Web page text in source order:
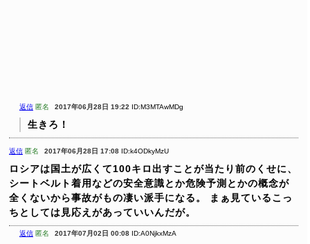
返信 匿名 2017年06月28日 19:22 ID:M3MTAwMDg
生きろ！
返信 匿名 2017年06月28日 17:08 ID:k4ODkyMzU
ロシアは国土が広くて100キロ出すことが当たり前のくせに、
シートベルト着用などの安全意識とか危険予測とかの概念が
全くないから事故がもの凄い派手になる。
まぁ見ているこっ
ちとしては見応えがあっていいんだが。
返信 匿名 2017年07月02日 00:08 ID:A0NjkxMzA